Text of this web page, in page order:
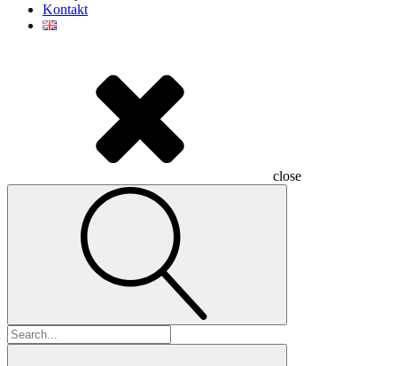
Kontakt
close
Hľadať: